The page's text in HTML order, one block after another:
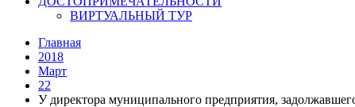
ВИРТУАЛЬНЫЙ ТУР
Главная
2018
Март
22
У директора муниципального предприятия,